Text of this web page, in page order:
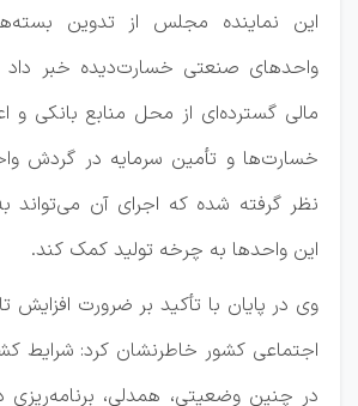
این نماینده مجلس از تدوین
واحدهای صنعتی خسارت‌دیده خبر داد
مالی گسترده‌ای از محل منابع بانکی و
خسارت‌ها و تأمین سرمایه در گردش
نظر گرفته شده که اجرای آن می‌تواند
این واحدها به چرخه تولید کمک کند.
وی در پایان با تأکید بر ضرورت افزایش
اجتماعی کشور خاطرنشان کرد: شرایط
در چنین وضعیتی، همدلی، برنامه‌ریزی